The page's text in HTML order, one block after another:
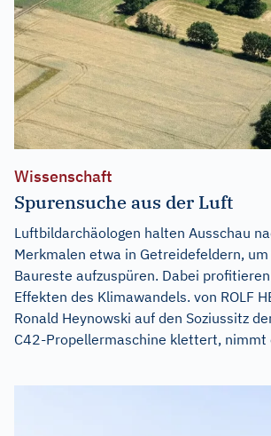
Wissenschaft
Spurensuche aus der Luft
Luftbildarchäologen halten Ausschau
Merkmalen etwa in Getreidefeldern,
Baureste aufzuspüren. Dabei
Effekten des Klimawandels. von ROLF
Ronald Heynowski auf den Soziussitz
C42-Propellermaschine klettert, nimmt